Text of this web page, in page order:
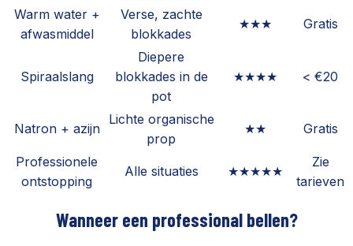
Warm water +
afwasmiddel
Verse, zachte
blokkades
★★★ Gratis
Spiraalslang
Diepere
blokkades in de
pot
★★★★ < €20
Natron + azijn
Lichte organische
prop
★★ Gratis
Professionele
ontstopping
Alle situaties ★★★★★
Zie
tarieven
Wanneer een professional bellen?